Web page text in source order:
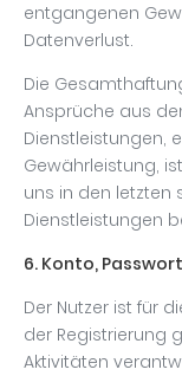
entgangenen
Datenverlust.
Die
Ansprüche aus
Dienstleistungen,
Gewährleistung,
uns in den letzten
Dienstleistungen
6. Konto,
Der Nutzer ist für
der Registrierung
Aktivitäten